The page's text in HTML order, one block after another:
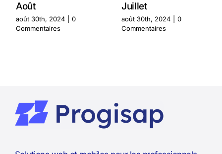
Août
août 30th, 2024
0
Commentaires
Juillet
août 30th, 2024
0
Commentaires